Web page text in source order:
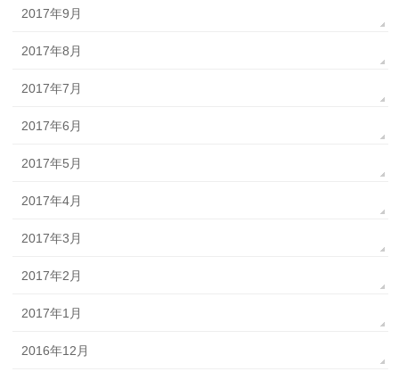
2017年9月
2017年8月
2017年7月
2017年6月
2017年5月
2017年4月
2017年3月
2017年2月
2017年1月
2016年12月